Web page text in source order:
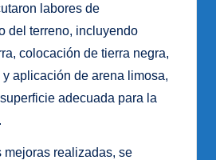
labores de
del terreno, incluyendo
colocación de tierra negra,
aplicación de arena limosa,
adecuada para la
mejoras realizadas, se